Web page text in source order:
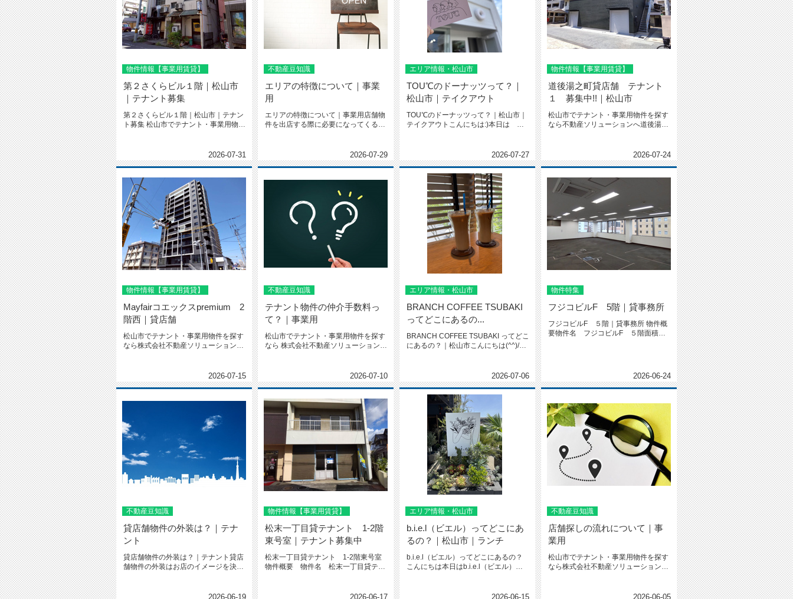
物件情報【事業用賃貸】
第２さくらビル１階｜松山市
｜テナント募集
第２さくらビル１階｜松山市｜テナン
ト募集 松山市でテナント・事業用物件
2026-07-31
不動産豆知識
エリアの特徴について｜事業
用
エリアの特徴について｜事業用店舗物
件を出店する際に必要になってくるの
2026-07-29
エリア情報・松山市
TOU℃のドーナッツって？｜
松山市｜テイクアウト
TOU℃のドーナッツって？｜松山市｜
テイクアウトこんにちは:)本日は
2026-07-27
物件情報【事業用賃貸】
道後湯之町貸店舗 テナント
１ 募集中!!｜松山市
松山市でテナント・事業用物件を探す
なら不動産ソリューションへ道後湯之
2026-07-24
物件情報【事業用賃貸】
Mayfairコエックスpremium 2
階西｜貸店舗
松山市でテナント・事業用物件を探す
なら株式会社不動産ソリューションへ
2026-07-15
不動産豆知識
テナント物件の仲介手数料っ
て？｜事業用
松山市でテナント・事業用物件を探す
なら 株式会社不動産ソリューションへ
2026-07-10
エリア情報・松山市
BRANCH COFFEE TSUBAKI
ってどこにあるの...
BRANCH COFFEE TSUBAKI ってどこ
にあるの？｜松山市こんにちは(^^)/本
2026-07-06
物件特集
フジコビルF 5階｜貸事務所
フジコビルF ５階｜貸事務所 物件概
要物件名 フジコビルF ５階面積
2026-06-24
不動産豆知識
貸店舗物件の外装は？｜テナ
ント
貸店舗物件の外装は？｜テナント貸店
舗物件の外装はお店のイメージを決め
2026-06-19
物件情報【事業用賃貸】
松末一丁目貸テナント 1-2階
東号室｜テナント募集中
松末一丁目貸テナント 1-2階東号室
物件概要 物件名 松末一丁目貸テナ
2026-06-17
エリア情報・松山市
b.i.e.l（ビエル）ってどこにあ
るの？｜松山市｜ランチ
b.i.e.l（ビエル）ってどこにあるの？
こんにちは本日はb.i.e.l（ビエル）の
2026-06-15
不動産豆知識
店舗探しの流れについて｜事
業用
松山市でテナント・事業用物件を探す
なら株式会社不動産ソリューションへ
2026-06-05